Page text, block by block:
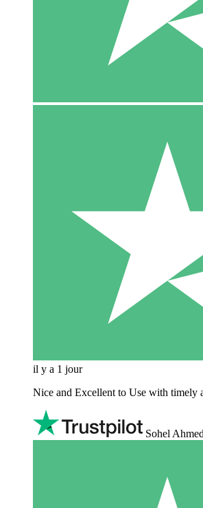
il y a 1 jour
Nice and Excellent to Use with timely
Sohel Ahmed